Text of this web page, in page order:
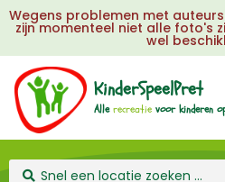
Wegens problemen met
zijn momenteel niet alle foto's
wel
KinderSpeelPret
Alle recreatie voor kinderen